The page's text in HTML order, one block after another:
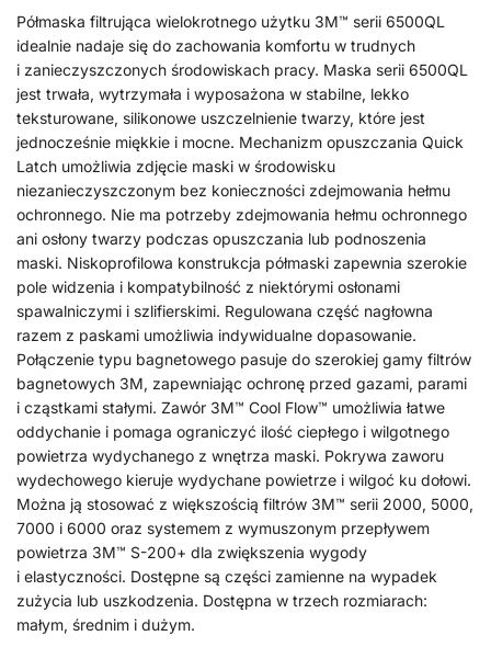
Półmaska filtrująca wielokrotnego użytku 3M™ serii 6500QL
idealnie nadaje się do zachowania komfortu w trudnych
i zanieczyszczonych środowiskach pracy. Maska serii 6500QL
jest trwała, wytrzymała i wyposażona w stabilne, lekko
teksturowane, silikonowe uszczelnienie twarzy, które jest
jednocześnie miękkie i mocne. Mechanizm opuszczania Quick
Latch umożliwia zdjęcie maski w środowisku
niezanieczyszczonym bez konieczności zdejmowania hełmu
ochronnego. Nie ma potrzeby zdejmowania hełmu ochronnego
ani osłony twarzy podczas opuszczania lub podnoszenia
maski. Niskoprofilowa konstrukcja półmaski zapewnia szerokie
pole widzenia i kompatybilność z niektórymi osłonami
spawalniczymi i szlifierskimi. Regulowana część nagłowna
razem z paskami umożliwia indywidualne dopasowanie.
Połączenie typu bagnetowego pasuje do szerokiej gamy filtrów
bagnetowych 3M, zapewniając ochronę przed gazami, parami
i cząstkami stałymi. Zawór 3M™ Cool Flow™ umożliwia łatwe
oddychanie i pomaga ograniczyć ilość ciepłego i wilgotnego
powietrza wydychanego z wnętrza maski. Pokrywa zaworu
wydechowego kieruje wydychane powietrze i wilgoć ku dołowi.
Można ją stosować z większością filtrów 3M™ serii 2000, 5000,
7000 i 6000 oraz systemem z wymuszonym przepływem
powietrza 3M™ S-200+ dla zwiększenia wygody
i elastyczności. Dostępne są części zamienne na wypadek
zużycia lub uszkodzenia. Dostępna w trzech rozmiarach:
małym, średnim i dużym.